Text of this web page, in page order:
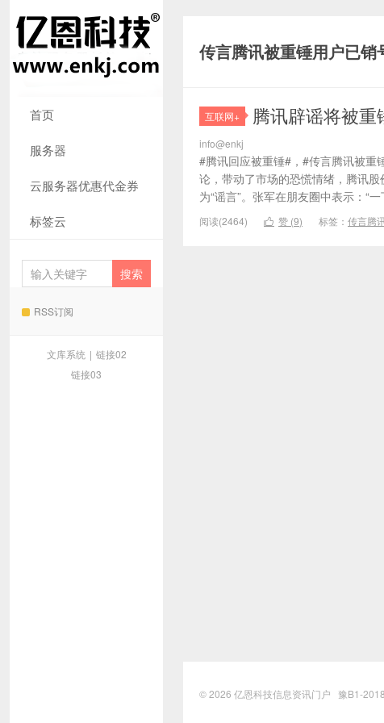
首页
服务器
云服务器优惠代金券
标签云
RSS订阅
文库系统 | 链接02
链接03
传言腾讯被重锤用户已销
互联网+ 腾讯辟谣将被
info@enkj
#腾讯回应被重锤#，#传言腾讯被重
论，带动了市场的恐慌情绪，腾讯
为“谣言”。张军在朋友圈中表示：“
阅读(2464)  赞 (9) 标签： 传言腾
© 2026 亿恩科技信息资讯门户 豫B1-